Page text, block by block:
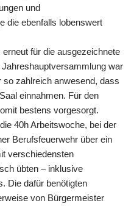
und
die ebenfalls lobenswert
für die ausgezeichnete
war
so zahlreich anwesend, dass
einnahmen. Für den
bestens vorgesorgt.
40h Arbeitswoche, bei der
Berufsfeuerwehr über ein
verschiedensten
übten – inklusive
Die dafür benötigten
von Bürgermeister